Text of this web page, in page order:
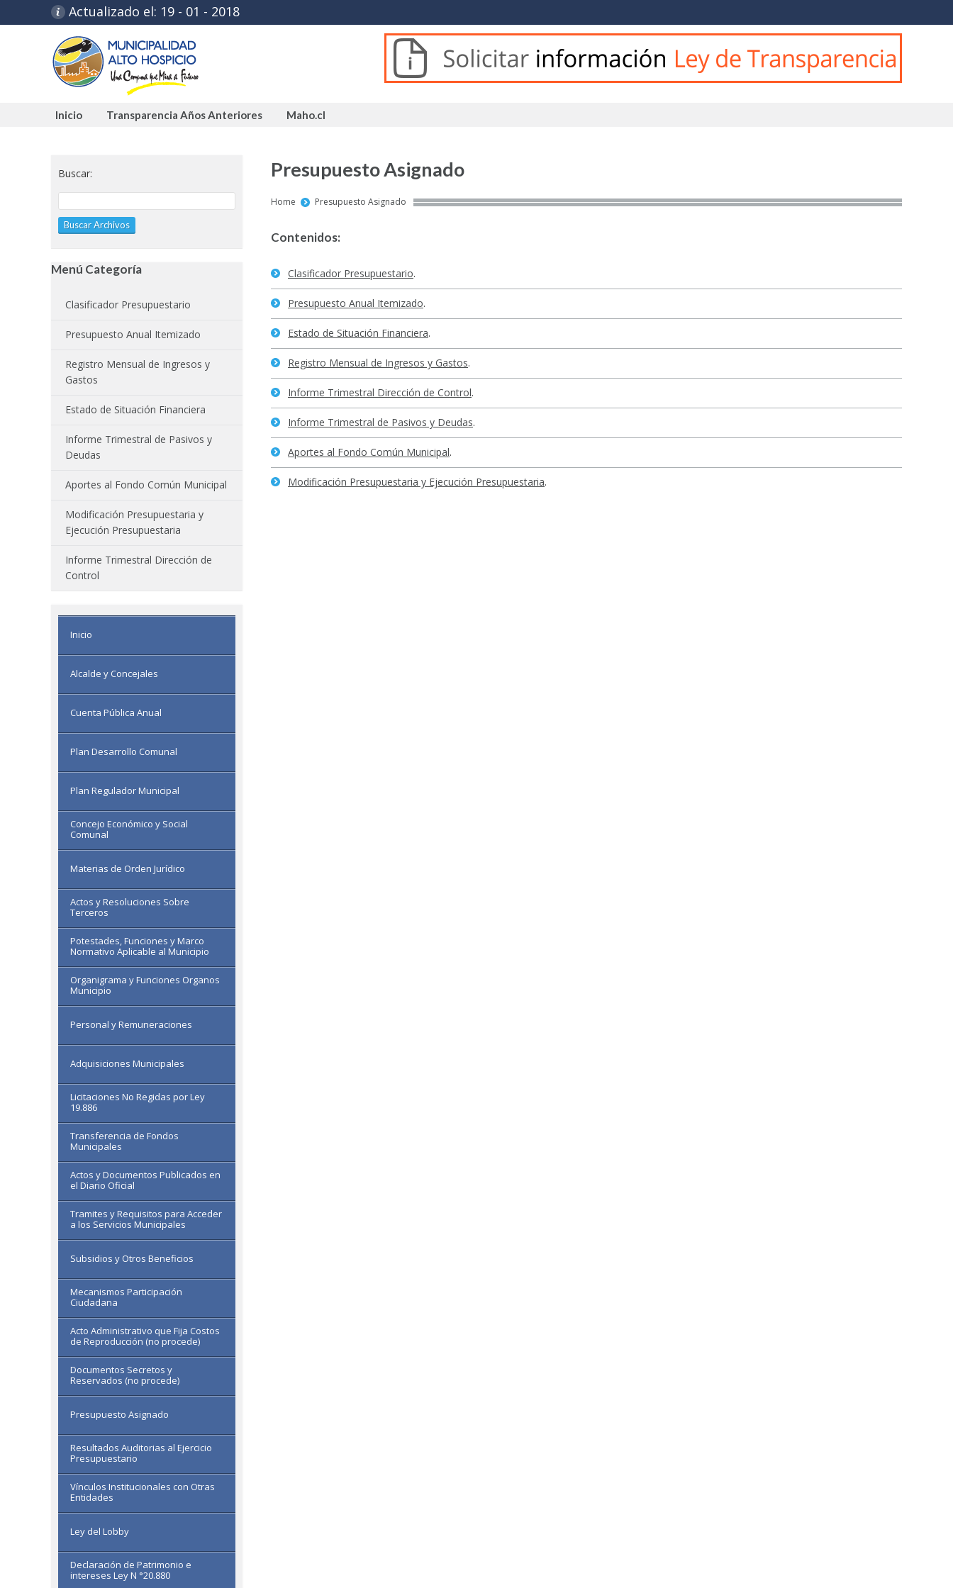
Actualizado el: 19 - 01 - 2018
Inicio Transparencia Años Anteriores Maho.cl
Presupuesto Asignado
You are here:
Home Presupuesto Asignado
Contenidos:
Clasificador Presupuestario.
Presupuesto Anual Itemizado.
Estado de Situación Financiera.
Registro Mensual de Ingresos y Gastos.
Informe Trimestral Dirección de Control.
Informe Trimestral de Pasivos y Deudas.
Aportes al Fondo Común Municipal.
Modificación Presupuestaria y Ejecución Presupuestaria.
Buscar:
Menú Categoría
Clasificador Presupuestario
Presupuesto Anual Itemizado
Registro Mensual de Ingresos y
Gastos
Estado de Situación Financiera
Informe Trimestral de Pasivos y
Deudas
Aportes al Fondo Común Municipal
Modificación Presupuestaria y
Ejecución Presupuestaria
Informe Trimestral Dirección de
Control
Inicio
Alcalde y Concejales
Cuenta Pública Anual
Plan Desarrollo Comunal
Plan Regulador Municipal
Concejo Económico y Social
Comunal
Materias de Orden Jurídico
Actos y Resoluciones Sobre
Terceros
Potestades, Funciones y Marco
Normativo Aplicable al Municipio
Organigrama y Funciones Organos
Municipio
Personal y Remuneraciones
Adquisiciones Municipales
Licitaciones No Regidas por Ley
19.886
Transferencia de Fondos
Municipales
Actos y Documentos Publicados en
el Diario Oficial
Tramites y Requisitos para Acceder
a los Servicios Municipales
Subsidios y Otros Beneficios
Mecanismos Participación
Ciudadana
Acto Administrativo que Fija Costos
de Reproducción (no procede)
Documentos Secretos y
Reservados (no procede)
Presupuesto Asignado
Resultados Auditorias al Ejercicio
Presupuestario
Vínculos Institucionales con Otras
Entidades
Ley del Lobby
Declaración de Patrimonio e
intereses Ley N °20.880